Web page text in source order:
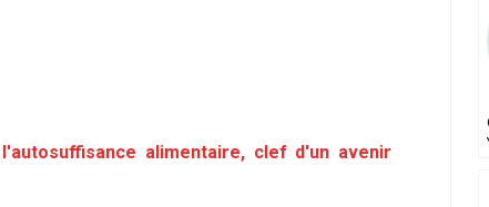
alimentaire, clef d'un avenir